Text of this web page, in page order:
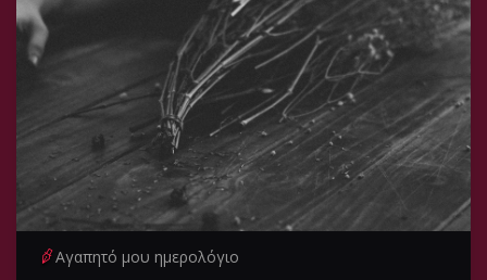
Αγαπητό μου ημερολόγιο